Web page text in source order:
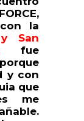
la
San
fue
y con
que
me